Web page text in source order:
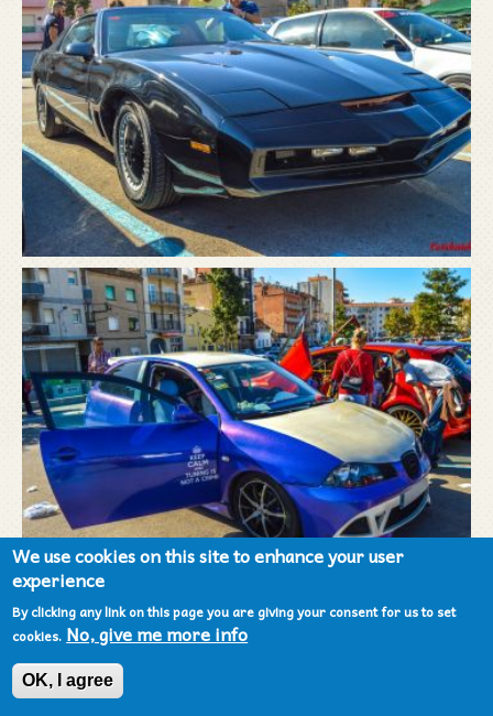
We use cookies on this site to enhance your user
experience
By clicking any link on this page you are giving your consent for us to set
cookies. No, give me more info
OK, I agree